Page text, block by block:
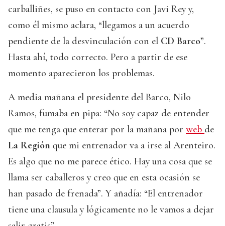
carballiñes, se puso en contacto con Javi Rey y,
como él mismo aclara, “llegamos a un acuerdo
pendiente de la desvinculación con el CD Barco”.
Hasta ahí, todo correcto. Pero a partir de ese
momento aparecieron los problemas.
A media mañana el presidente del Barco, Nilo
Ramos, fumaba en pipa: “No soy capaz de entender
que me tenga que enterar por la mañana por web de
La Región que mi entrenador va a irse al Arenteiro.
Es algo que no me parece ético. Hay una cosa que se
llama ser caballeros y creo que en esta ocasión se
han pasado de frenada”. Y añadía: “El entrenador
tiene una clausula y lógicamente no le vamos a dejar